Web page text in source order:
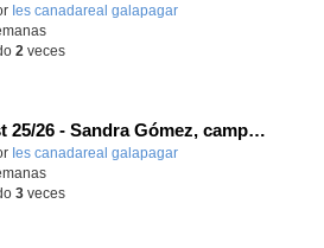
Ies canadareal galapagar-
2 veces
Podcast 25/26 - Sandra Gómez, campeona de Enduro
Ies canadareal galapagar-
3veces